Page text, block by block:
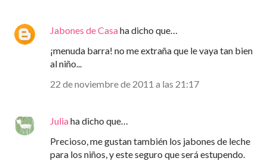
Jabones de Casaha dicho que…
¡menuda barra! no me extraña que le vaya tan bien
al niño...
22 de noviembre de 2011 a las 21:17
Juliaha dicho que…
Precioso, me gustan también los jabones de leche
para los niños, y este seguro que será estupendo.